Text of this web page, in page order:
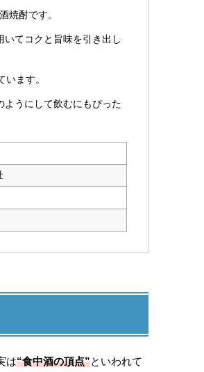
焼酎です。
てコクと旨味を引き出し
ます。
ようにして飲むにもぴった
は“食中酒の頂点”といわれて